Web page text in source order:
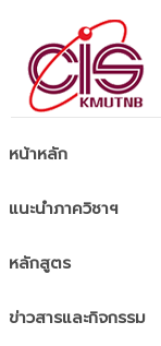
หน้าหลัก
แนะนำภาควิชาฯ
หลักสูตร
ข่าวสารและกิจกรรม